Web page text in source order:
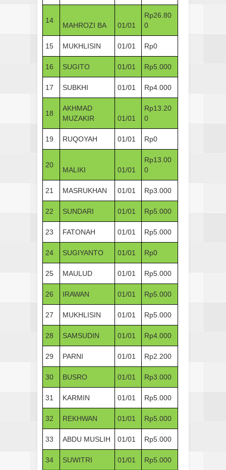
14
MAHROZI BA 01/01
Rp26.80
0
15 MUKHLISIN 01/01 Rp0
16 SUGITO 01/01 Rp5.000
17 SUBKHI 01/01 Rp4.000
18
AKHMAD
MUZAKIR
01/01
Rp13.20
0
19 RUQOYAH 01/01 Rp0
20
MALIKI 01/01
Rp13.00
0
21 MASRUKHAN 01/01 Rp3.000
22 SUNDARI 01/01 Rp5.000
23 FATONAH 01/01 Rp5.000
24 SUGIYANTO 01/01 Rp0
25 MAULUD 01/01 Rp5.000
26 IRAWAN 01/01 Rp5.000
27 MUKHLISIN 01/01 Rp5.000
28 SAMSUDIN 01/01 Rp4.000
29 PARNI 01/01 Rp2.200
30 BUSRO 01/01 Rp3.000
31 KARMIN 01/01 Rp5.000
32 REKHWAN 01/01 Rp5.000
33 ABDU MUSLIH 01/01 Rp5.000
34 SUWITRI 01/01 Rp5.000